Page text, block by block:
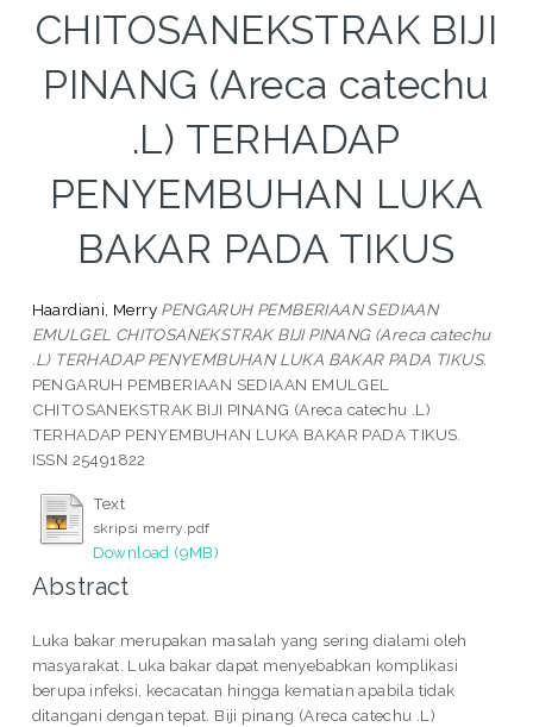
CHITOSANEKSTRAK BIJI
PINANG (Areca catechu
.L) TERHADAP
PENYEMBUHAN LUKA
BAKAR PADA TIKUS
Haardiani, Merry PENGARUH PEMBERIAAN SEDIAAN
EMULGEL CHITOSANEKSTRAK BIJI PINANG (Areca catechu
.L) TERHADAP PENYEMBUHAN LUKA BAKAR PADA TIKUS.
PENGARUH PEMBERIAAN SEDIAAN EMULGEL
CHITOSANEKSTRAK BIJI PINANG (Areca catechu .L)
TERHADAP PENYEMBUHAN LUKA BAKAR PADA TIKUS.
ISSN 25491822
Text
skripsi merry.pdf
Download (9MB)
Abstract
Luka bakar merupakan masalah yang sering dialami oleh
masyarakat. Luka bakar dapat menyebabkan komplikasi
berupa infeksi, kecacatan hingga kematian apabila tidak
ditangani dengan tepat. Biji pinang (Areca catechu .L)